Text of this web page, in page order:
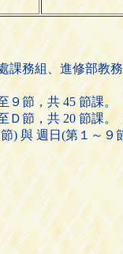
課務組、進修部教
節，共 45 節課。
節，共 20 節課。
週日(第１～９